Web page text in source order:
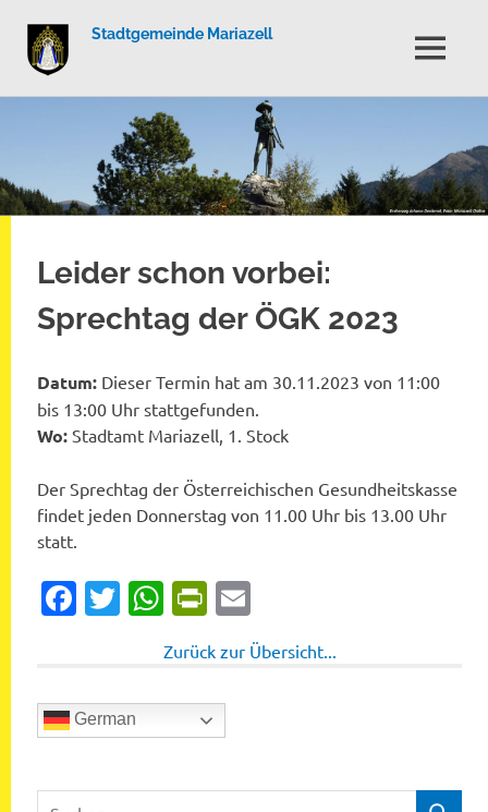
Stadtgemeinde Mariazell
MENÜ
Leider schon vorbei:
Sprechtag der ÖGK 2023
Datum: Dieser Termin hat am 30.11.2023 von 11:00
bis 13:00 Uhr stattgefunden.
Wo: Stadtamt Mariazell, 1. Stock
Der Sprechtag der Österreichischen Gesundheitskasse
findet jeden Donnerstag von 11.00 Uhr bis 13.00 Uhr
statt.
Facebook
Twitter
WhatsApp
PrintFriendly
Zurück zur Übersicht...
German